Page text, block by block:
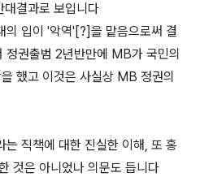
대결과로 보입니다
의 입이 '악역'[?]을 맡음으로써 결
정권출범 2년반만에 MB가 국민의
했고 이것은 사실상 MB 정권의
는 직책에 대한 진실한 이해, 또 홍
것은 아니었나 의문도 듭니다